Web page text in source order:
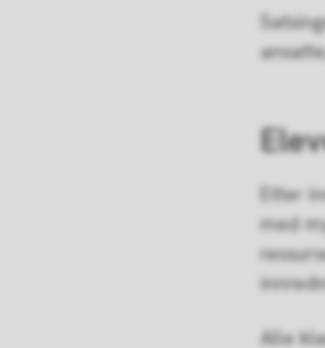
Etter
med
Alle